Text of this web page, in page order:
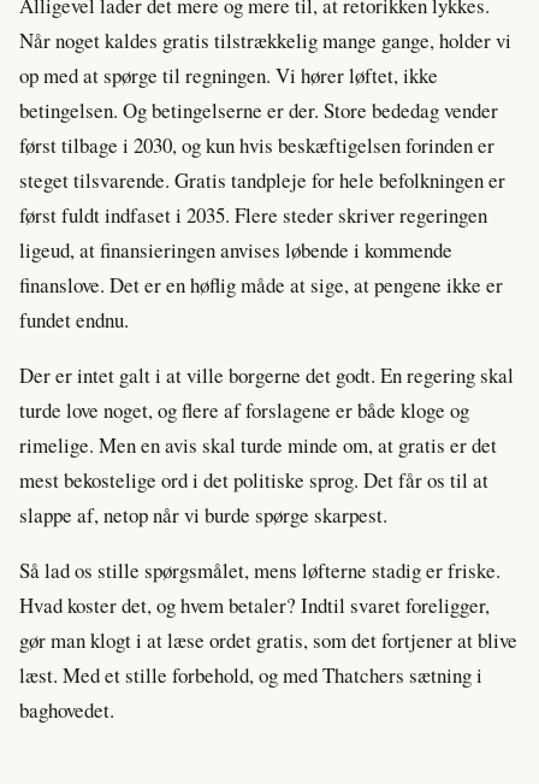
Når noget kaldes gratis tilstrækkelig mange gange, holder vi
op med at spørge til regningen. Vi hører løftet, ikke
betingelsen. Og betingelserne er der. Store bededag vender
først tilbage i 2030, og kun hvis beskæftigelsen forinden er
steget tilsvarende. Gratis tandpleje for hele befolkningen er
først fuldt indfaset i 2035. Flere steder skriver regeringen
ligeud, at finansieringen anvises løbende i kommende
finanslove. Det er en høflig måde at sige, at pengene ikke er
fundet endnu.
Der er intet galt i at ville borgerne det godt. En regering skal
turde love noget, og flere af forslagene er både kloge og
rimelige. Men en avis skal turde minde om, at gratis er det
mest bekostelige ord i det politiske sprog. Det får os til at
slappe af, netop når vi burde spørge skarpest.
Så lad os stille spørgsmålet, mens løfterne stadig er friske.
Hvad koster det, og hvem betaler? Indtil svaret foreligger,
gør man klogt i at læse ordet gratis, som det fortjener at blive
læst. Med et stille forbehold, og med Thatchers sætning i
baghovedet.